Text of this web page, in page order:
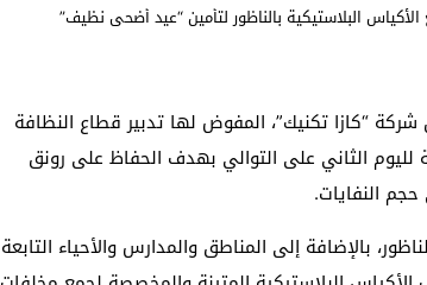
المقترح الإسباني بشأن سبتة ومليلية!
بعيد العرش المجيد تحت شعار “رياضة ومواطنة”
“كازا تكنيك”، المفوض لها تدبير قطاع النظافة
لليوم الثاني على التوالي بهدف الحفاظ على رونق
النفايات.
بالإضافة إلى المناطق والمدارس والأحياء التابعة